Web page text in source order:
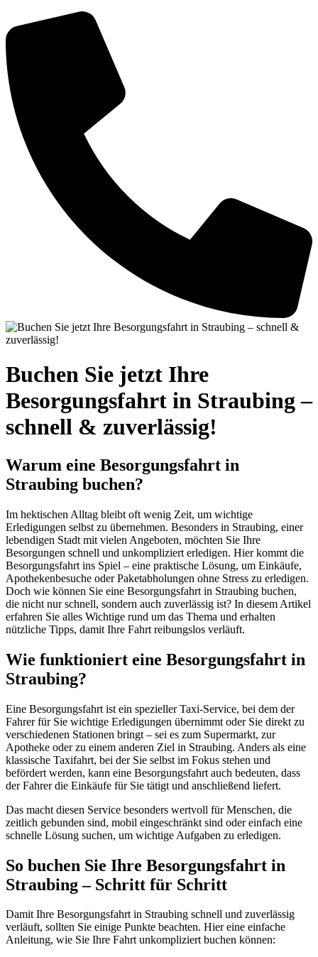
Buchen Sie jetzt Ihre
Besorgungsfahrt in Straubing –
schnell & zuverlässig!
Warum eine Besorgungsfahrt in
Straubing buchen?
Im hektischen Alltag bleibt oft wenig Zeit, um wichtige
Erledigungen selbst zu übernehmen. Besonders in Straubing, einer
lebendigen Stadt mit vielen Angeboten, möchten Sie Ihre
Besorgungen schnell und unkompliziert erledigen. Hier kommt die
Besorgungsfahrt ins Spiel – eine praktische Lösung, um Einkäufe,
Apothekenbesuche oder Paketabholungen ohne Stress zu erledigen.
Doch wie können Sie eine Besorgungsfahrt in Straubing buchen,
die nicht nur schnell, sondern auch zuverlässig ist? In diesem Artikel
erfahren Sie alles Wichtige rund um das Thema und erhalten
nützliche Tipps, damit Ihre Fahrt reibungslos verläuft.
Wie funktioniert eine Besorgungsfahrt in
Straubing?
Eine Besorgungsfahrt ist ein spezieller Taxi-Service, bei dem der
Fahrer für Sie wichtige Erledigungen übernimmt oder Sie direkt zu
verschiedenen Stationen bringt – sei es zum Supermarkt, zur
Apotheke oder zu einem anderen Ziel in Straubing. Anders als eine
klassische Taxifahrt, bei der Sie selbst im Fokus stehen und
befördert werden, kann eine Besorgungsfahrt auch bedeuten, dass
der Fahrer die Einkäufe für Sie tätigt und anschließend liefert.
Das macht diesen Service besonders wertvoll für Menschen, die
zeitlich gebunden sind, mobil eingeschränkt sind oder einfach eine
schnelle Lösung suchen, um wichtige Aufgaben zu erledigen.
So buchen Sie Ihre Besorgungsfahrt in
Straubing – Schritt für Schritt
Damit Ihre Besorgungsfahrt in Straubing schnell und zuverlässig
verläuft, sollten Sie einige Punkte beachten. Hier eine einfache
Anleitung, wie Sie Ihre Fahrt unkompliziert buchen können: